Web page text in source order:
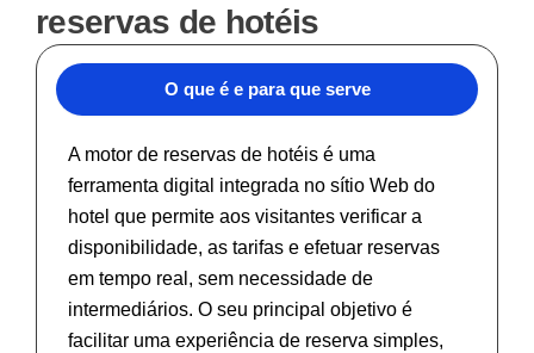
reservas de hotéis
O que é e para que serve
A motor de reservas de hotéisé uma
ferramenta digital integrada no sítio Web do
hotel que permite aos visitantes verificar a
disponibilidade, as tarifas e efetuar reservas
em tempo real, sem necessidade de
intermediários. O seu principal objetivo é
facilitar uma experiência de reserva simples,